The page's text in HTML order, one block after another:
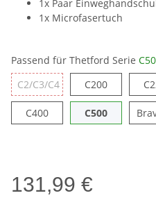
1x Paar
1x Microfasertuch
Passend für Thetford Serie
C2/C3/C4
C2/C3/C4
C200C200
C400C400 C500C500
131,99 €